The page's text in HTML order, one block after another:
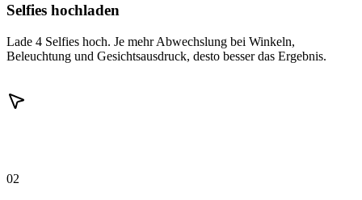
Selfies hochladen
Lade 4 Selfies hoch. Je mehr Abwechslung bei Winkeln,
Beleuchtung und Gesichtsausdruck, desto besser das Ergebnis.
02